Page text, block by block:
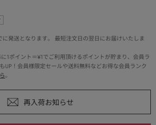
に発送となります。 最短注文日の翌日にお届けいたしま
1ポイント＝¥1でご利用頂けるポイントが貯まり、会員ラ
UP！会員様限定セールや送料無料などお得な会員ランク
。